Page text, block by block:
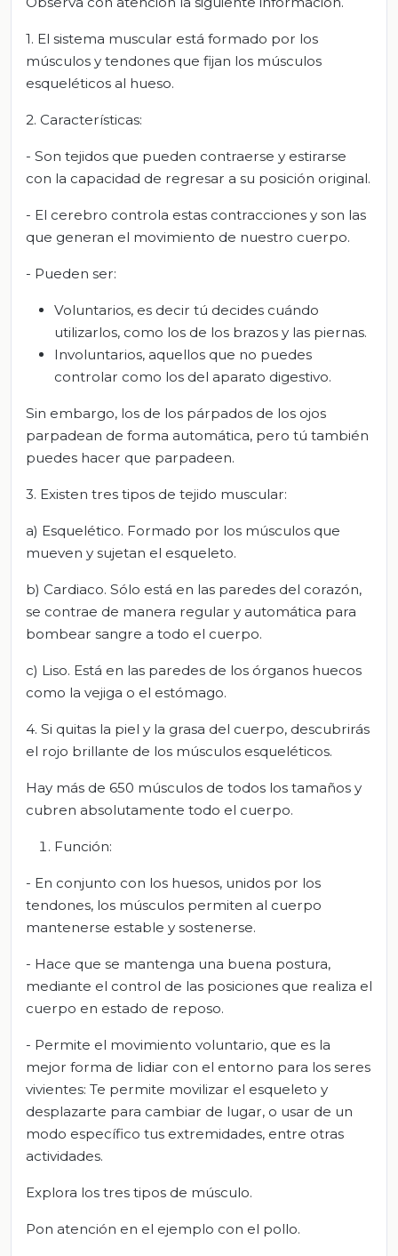
1. El sistema muscular está formado por los
músculos y tendones que fijan los músculos
esqueléticos al hueso.
2. Características:
- Son tejidos que pueden contraerse y estirarse
con la capacidad de regresar a su posición original.
- El cerebro controla estas contracciones y son las
que generan el movimiento de nuestro cuerpo.
- Pueden ser:
Voluntarios, es decir tú decides cuándo
utilizarlos, como los de los brazos y las piernas.
Involuntarios, aquellos que no puedes
controlar como los del aparato digestivo.
Sin embargo, los de los párpados de los ojos
parpadean de forma automática, pero tú también
puedes hacer que parpadeen.
3. Existen tres tipos de tejido muscular:
a) Esquelético. Formado por los músculos que
mueven y sujetan el esqueleto.
b) Cardiaco. Sólo está en las paredes del corazón,
se contrae de manera regular y automática para
bombear sangre a todo el cuerpo.
c) Liso. Está en las paredes de los órganos huecos
como la vejiga o el estómago.
4. Si quitas la piel y la grasa del cuerpo, descubrirás
el rojo brillante de los músculos esqueléticos.
Hay más de 650 músculos de todos los tamaños y
cubren absolutamente todo el cuerpo.
Función:
- En conjunto con los huesos, unidos por los
tendones, los músculos permiten al cuerpo
mantenerse estable y sostenerse.
- Hace que se mantenga una buena postura,
mediante el control de las posiciones que realiza el
cuerpo en estado de reposo.
- Permite el movimiento voluntario, que es la
mejor forma de lidiar con el entorno para los seres
vivientes: Te permite movilizar el esqueleto y
desplazarte para cambiar de lugar, o usar de un
modo específico tus extremidades, entre otras
actividades.
Explora los tres tipos de músculo.
Pon atención en el ejemplo con el pollo.